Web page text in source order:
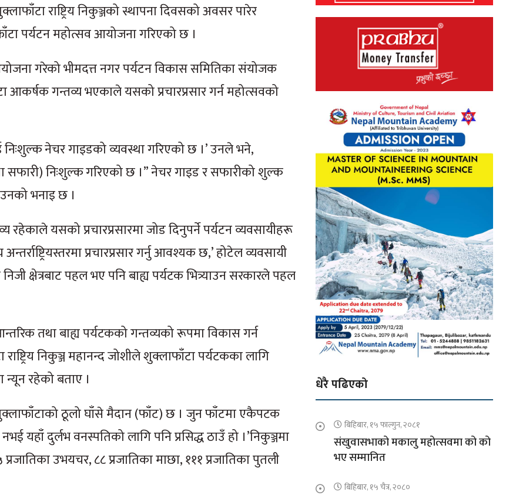
राष्ट्रिय निकुञ्जको स्थापना दिवसको अवसर पारेर
पर्यटन महोत्सव आयोजना गरिएको छ ।
गरेको भीमदत्त नगर पर्यटन विकास समितिका संयोजक
आकर्षक गन्तव्य भएकाले यसको प्रचारप्रसार गर्न महोत्सवको
नेचर गाइडको व्यवस्था गरिएको छ ।’ उनले भने,
सफारी) निःशुल्क गरिएको छ ।” नेचर गाइड र सफारीको शुल्क
भनाइ छ ।
यसको प्रचारप्रसारमा जोड दिनुपर्ने पर्यटन व्यवसायीहरू
प्रचारप्रसार गर्नु आवश्यक छ,’ होटेल व्यवसायी
क्षेत्रबाट पहल भए पनि बाह्य पर्यटक भित्र्याउन सरकारले पहल
तथा बाह्य पर्यटकको गन्तव्यको रूपमा विकास गर्न
निकुञ्ज महानन्द जोशीले शुक्लाफाँटा पर्यटकका लागि
रहेको बताए ।
शुक्लाफाँटाको ठूलो घाँसे मैदान (फाँट) छ । जुन फाँटमा एकैपटक
यहाँ दुर्लभ वनस्पतिको लागि पनि प्रसिद्ध ठाउँ हो ।’निकुञ्जमा
उभयचर, ८८ प्रजातिका माछा, १११ प्रजातिका पुतली
धेरै पढिएको
बिहिबार, १५ फाल्गुन, २०८१
संखुवासभाको मकालु महोत्सवमा को को
भए सम्मानित
बिहिबार, १५ चैत्र, २०८०